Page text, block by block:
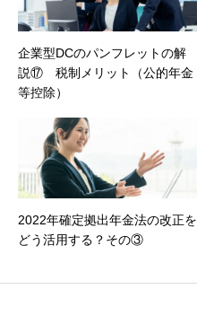
企業型DCのパンフレットの解
説⑰ 税制メリット（公的年金
等控除）
2022年確定拠出年金法の改正を
どう活用する？その③